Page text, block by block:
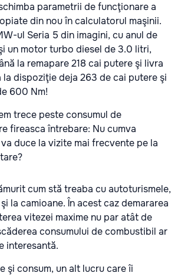
parametrii de funcţionare a
din nou în calculatorul maşinii.
ul Seria 5 din imagini, cu anul de
un motor turbo diesel de 3.0 litri,
la remapare 218 cai putere şi livra
la dispoziţie deja 263 de cai putere şi
600 Nm!
trece peste consumul de
fireasca întrebare: Nu cumva
duce la vizite mai frecvente pe la
cum stă treaba cu autoturismele,
la camioane. În acest caz demararea
vitezei maxime nu par atât de
consumului de combustibil ar
interesantă.
şi consum, un alt lucru care îi